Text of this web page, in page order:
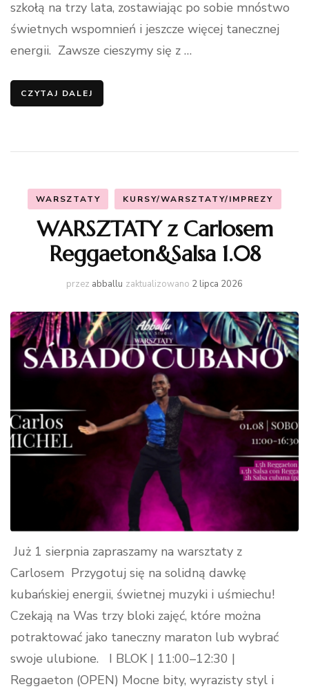
szkołą na trzy lata, zostawiając po sobie mnóstwo
świetnych wspomnień i jeszcze więcej tanecznej
energii. Zawsze cieszymy się z …
CZYTAJ DALEJ
WARSZTATY KURSY/WARSZTATY/IMPREZY
WARSZTATY z Carlosem
Reggaeton&Salsa 1.08
przez abballu zaktualizowano 2 lipca 2026
Już 1 sierpnia zapraszamy na warsztaty z
Carlosem Przygotuj się na solidną dawkę
kubańskiej energii, świetnej muzyki i uśmiechu!
Czekają na Was trzy bloki zajęć, które można
potraktować jako taneczny maraton lub wybrać
swoje ulubione. I BLOK | 11:00–12:30 |
Reggaeton (OPEN) Mocne bity, wyrazisty styl i